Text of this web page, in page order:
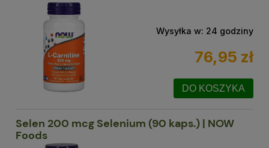
Wysyłka w: 24 godziny
76,95 zł
DO KOSZYKA
Selen 200 mcg Selenium (90 kaps.) | NOW
Foods